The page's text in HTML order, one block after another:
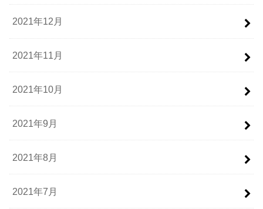
2021年12月
2021年11月
2021年10月
2021年9月
2021年8月
2021年7月